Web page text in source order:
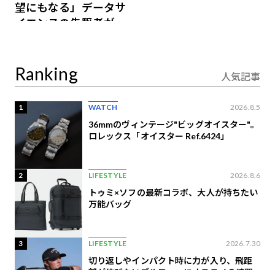
望にもなる」データサ
イエンスの先駆者が語
Ranking 人気記事
1 WATCH 2026.8.5
36mmのヴィンテージ"ビッグオイスター"。
ロレックス「オイスター Ref.6424」
2 LIFESTYLE 2026.8.6
トゥミ×ソフの最新コラボ、大人が持ちたい
万能バッグ
3 LIFESTYLE 2026.7.30
切り返しやインパクト時に力が入り、飛距